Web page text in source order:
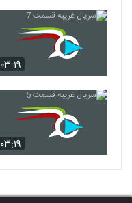
۰۳:۱۹
۰۳:۱۹